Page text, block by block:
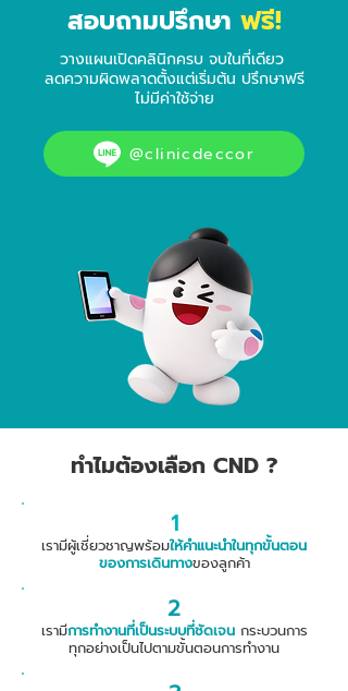
สอบถามปรึกษา ฟรี!
วางแผนเปิดคลินิกครบ จบในที่เดียว
ลดความผิดพลาดตั้งแต่เริ่มต้น ปรึกษาฟรี
ไม่มีค่าใช้จ่าย
@clinicdeccor
ทำไมต้องเลือก CND ?
1
เรามีผู้เชี่ยวชาญพร้อมให้คำแนะนำในทุกขั้นตอน
ของการเดินทางของลูกค้า
2
เรามีการทำงานที่เป็นระบบที่ชัดเจนกระบวนการ
ทุกอย่างเป็นไปตามขั้นตอนการทำงาน